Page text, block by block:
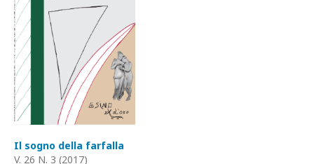
Il sogno della farfalla
V. 26 N. 3 (2017)